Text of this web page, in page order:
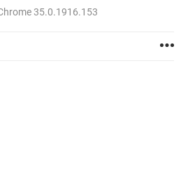
35.0.1916.153